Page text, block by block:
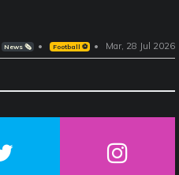
News 🗞️ Football ⚽️ Mar, 28 Jul 2026